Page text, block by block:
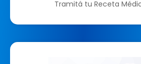
Tramitá tu Receta